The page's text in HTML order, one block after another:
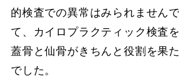
的検査での異常はみられません
て、カイロプラクティック検査
蓋骨と仙骨がきちんと役割を果
でした。